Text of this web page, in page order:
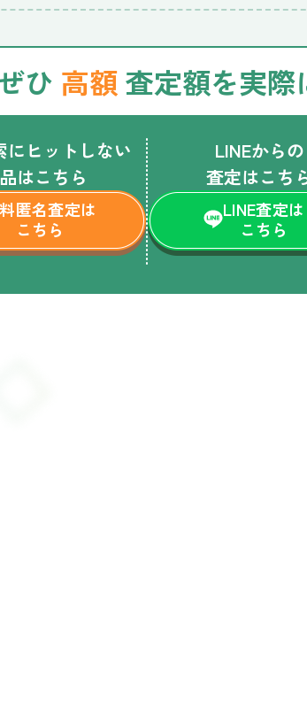
にヒットしない
はこちら
匿名査定は
こちら
LINEからの
査定はこち
LINE査定は
こちら
ひ 高額 査定額を実